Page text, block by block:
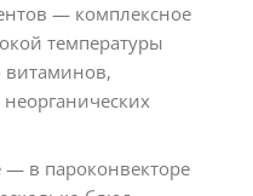
— комплексное
температуры
витаминов,
— в пароконвекторе